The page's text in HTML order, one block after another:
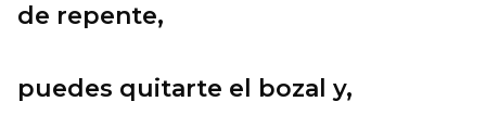
de repente,
puedes quitarte el bozal y,